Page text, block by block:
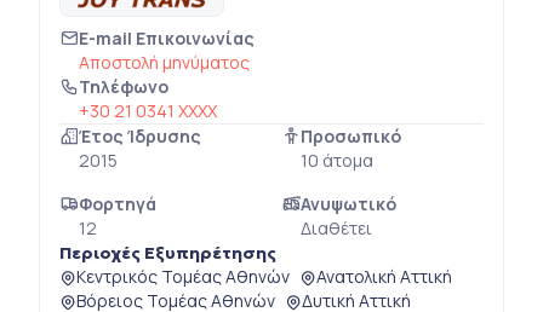
E-mail Επικοινωνίας
Αποστολή μηνύματος
Τηλέφωνο
+30 21 0341 XXXX
Έτος Ίδρυσης
2015
Προσωπικό
10 άτομα
Φορτηγά
12
Ανυψωτικό
Διαθέτει
Περιοχές Εξυπηρέτησης
Κεντρικός Τομέας Αθηνών
Ανατολική Αττική
Βόρειος Τομέας Αθηνών
Δυτική Αττική